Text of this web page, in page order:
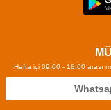
Hafta içi 09:00 - 18:00 arası